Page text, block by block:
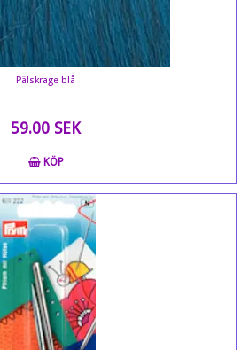
Pälskrage blå
59.00 SEK
KÖP